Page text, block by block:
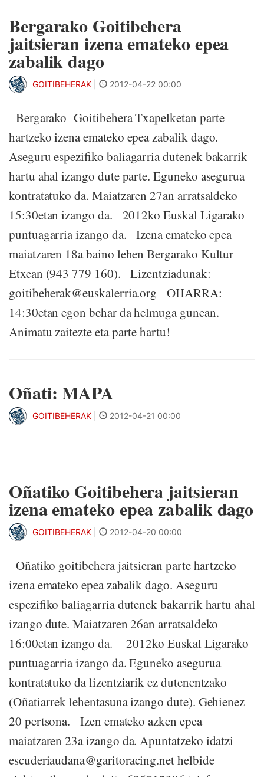
Bergarako Goitibehera
jaitsieran izena emateko epea
zabalik dago
GOITIBEHERAK 2012-04-22 00:00
Bergarako Goitibehera Txapelketan parte
hartzeko izena emateko epea zabalik dago.
Aseguru espezifiko baliagarria dutenek bakarrik
hartu ahal izango dute parte. Eguneko asegurua
kontratatuko da. Maiatzaren 27an arratsaldeko
15:30etan izango da. 2012ko Euskal Ligarako
puntuagarria izango da. Izena emateko epea
maiatzaren 18a baino lehen Bergarako Kultur
Etxean (943 779 160). Lizentziadunak:
goitibeherak@euskalerria.org OHARRA:
14:30etan egon behar da helmuga gunean.
Animatu zaitezte eta parte hartu!
Oñati: MAPA
GOITIBEHERAK 2012-04-21 00:00
Oñatiko Goitibehera jaitsieran
izena emateko epea zabalik dago
GOITIBEHERAK 2012-04-20 00:00
Oñatiko goitibehera jaitsieran parte hartzeko
izena emateko epea zabalik dago. Aseguru
espezifiko baliagarria dutenek bakarrik hartu ahal
izango dute. Maiatzaren 26an arratsaldeko
16:00etan izango da. 2012ko Euskal Ligarako
puntuagarria izango da. Eguneko asegurua
kontratatuko da lizentziarik ez dutenentzako
(Oñatiarrek lehentasuna izango dute). Gehienez
20 pertsona. Izen emateko azken epea
maiatzaren 23a izango da. Apuntatzeko idatzi
escuderiaudana@garitoracing.net helbide